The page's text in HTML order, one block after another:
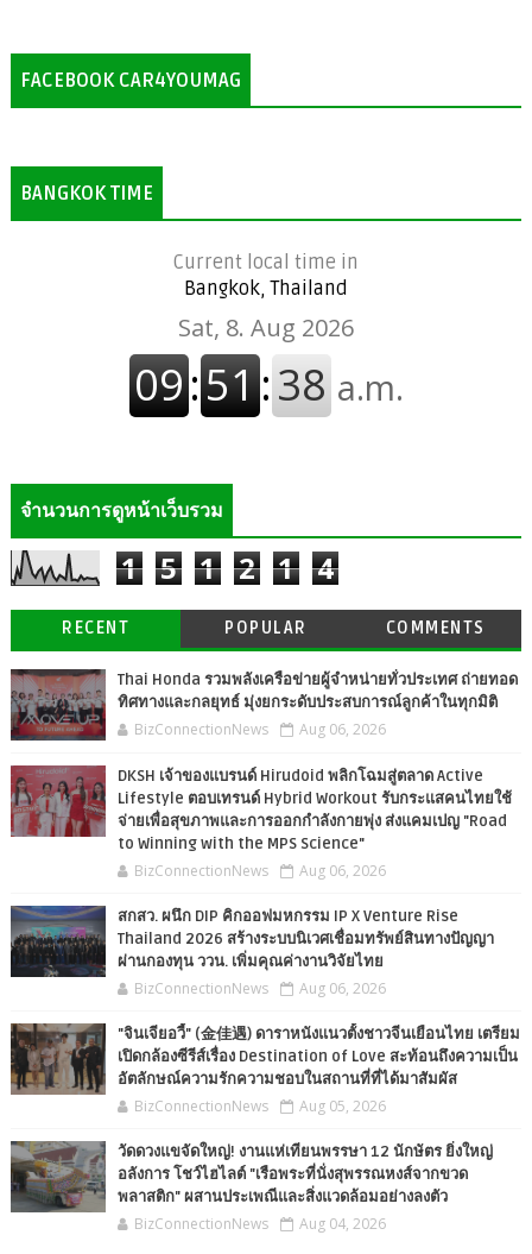
FACEBOOK CAR4YOUMAG
BANGKOK TIME
Current local time in
Bangkok, Thailand
จำนวนการดูหน้าเว็บรวม
1 5 1 2 1 4
RECENT POPULAR COMMENTS
Thai Honda รวมพลังเครือข่ายผู้จำหน่ายทั่วประเทศ ถ่ายทอด
ทิศทางและกลยุทธ์ มุ่งยกระดับประสบการณ์ลูกค้าในทุกมิติ
BizConnectionNews Aug 06, 2026
DKSH เจ้าของแบรนด์ Hirudoid พลิกโฉมสู่ตลาด Active
Lifestyle ตอบเทรนด์ Hybrid Workout รับกระแสคนไทยใช้
จ่ายเพื่อสุขภาพและการออกกำลังกายพุ่ง ส่งแคมเปญ "Road
to Winning with the MPS Science"
BizConnectionNews Aug 06, 2026
สกสว. ผนึก DIP คิกออฟมหกรรม IP X Venture Rise
Thailand 2026 สร้างระบบนิเวศเชื่อมทรัพย์สินทางปัญญา
ผ่านกองทุน ววน. เพิ่มคุณค่างานวิจัยไทย
BizConnectionNews Aug 06, 2026
"จินเจียอวี้" (金佳遇) ดาราหนังแนวตั้งชาวจีนเยือนไทย เตรียม
เปิดกล้องซีรีส์เรื่อง Destination of Love สะท้อนถึงความเป็น
อัตลักษณ์ความรักความชอบในสถานที่ที่ได้มาสัมผัส
BizConnectionNews Aug 05, 2026
วัดดวงแขจัดใหญ่! งานแห่เทียนพรรษา 12 นักษัตร ยิ่งใหญ่
อลังการ โชว์ไฮไลต์ "เรือพระที่นั่งสุพรรณหงส์จากขวด
พลาสติก" ผสานประเพณีและสิ่งแวดล้อมอย่างลงตัว
BizConnectionNews Aug 04, 2026